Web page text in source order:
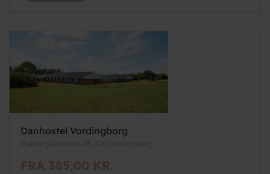
Danhostel Vordingborg
Præstegårdsvej 16-18, 4760 Vordingborg
FRA 385,00 KR.